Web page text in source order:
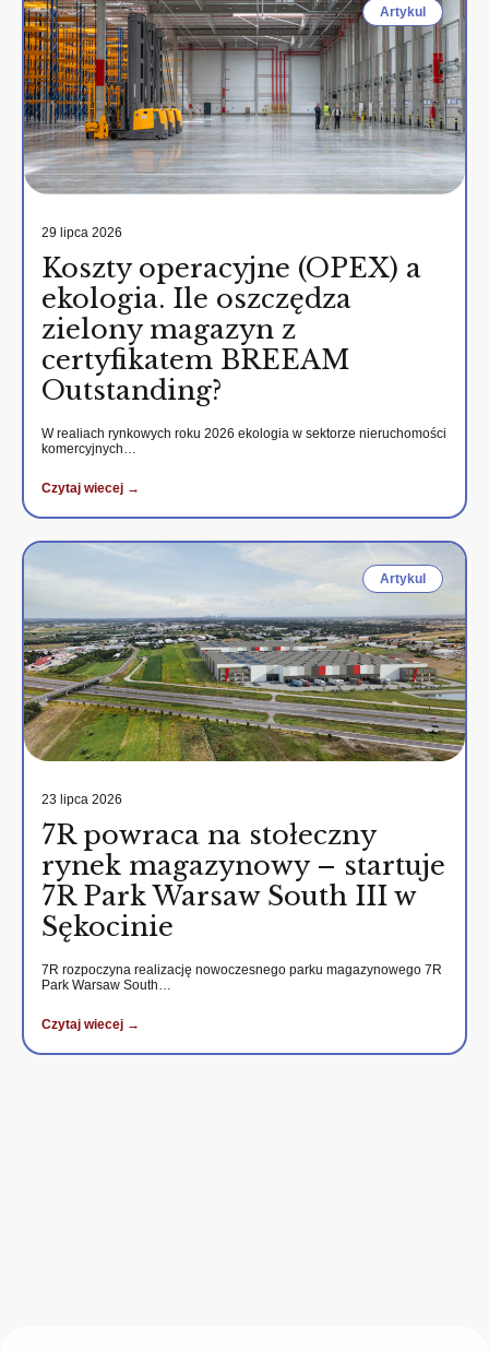
Artykul
29 lipca 2026
Koszty operacyjne (OPEX) a
ekologia. Ile oszczędza
zielony magazyn z
certyfikatem BREEAM
Outstanding?
W realiach rynkowych roku 2026 ekologia w sektorze nieruchomości
komercyjnych…
Czytaj wiecej →
Artykul
23 lipca 2026
7R powraca na stołeczny
rynek magazynowy – startuje
7R Park Warsaw South III w
Sękocinie
7R rozpoczyna realizację nowoczesnego parku magazynowego 7R
Park Warsaw South…
Czytaj wiecej →